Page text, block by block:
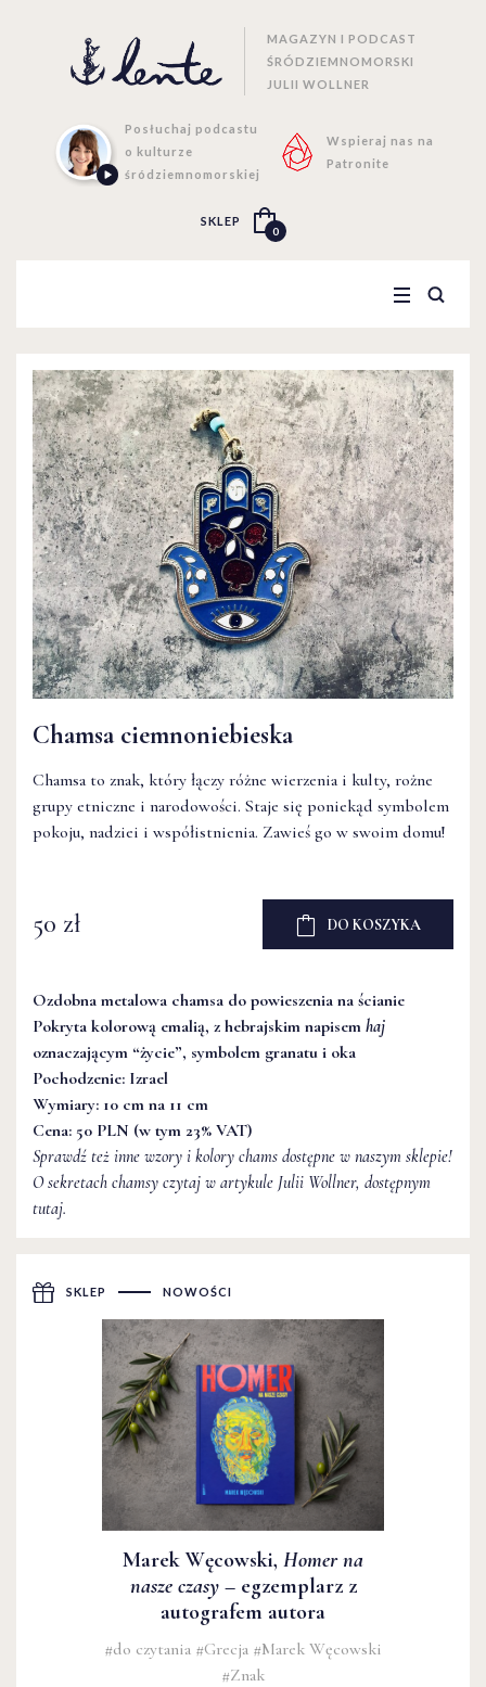
MAGAZYN I PODCAST
ŚRÓDZIEMNOMORSKI
JULII WOLLNER
Posłuchaj podcastu
o kulturze
śródziemnomorskiej
Wspieraj nas na
Patronite
SKLEP
0
Chamsa ciemnoniebieska
Chamsa to znak, który łączy różne wierzenia i kulty, rożne
grupy etniczne i narodowości. Staje się poniekąd symbolem
pokoju, nadziei i współistnienia. Zawieś go w swoim domu!
50 zł DO KOSZYKA
Ozdobna metalowa chamsa do powieszenia na ścianie
Pokryta kolorową emalią, z hebrajskim napisem haj
oznaczającym “życie”, symbolem granatu i oka
Pochodzenie: Izrael
Wymiary: 10 cm na 11 cm
Cena: 50 PLN (w tym 23% VAT)
Sprawdź też inne wzory i kolory chams dostępne w naszym sklepie!
O sekretach chamsy czytaj w artykule Julii Wollner, dostępnym
tutaj.
SKLEP NOWOŚCI
Marek Węcowski, Homer na
nasze czasy– egzemplarz z
autografem autora
#do czytania #Grecja #Marek Węcowski
#Znak